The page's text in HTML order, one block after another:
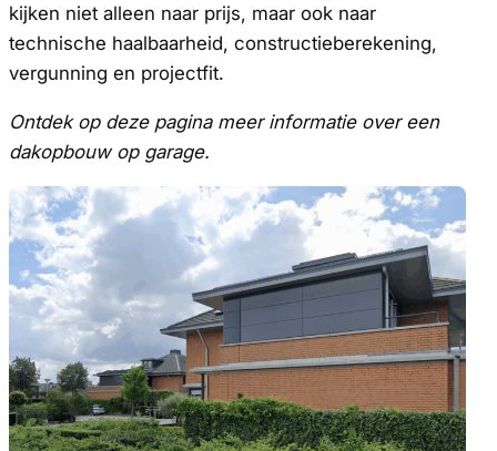
kijken niet alleen naar prijs, maar ook naar
technische haalbaarheid, constructieberekening,
vergunning en projectfit.
Ontdek op deze pagina meer informatie over een
dakopbouw op garage.